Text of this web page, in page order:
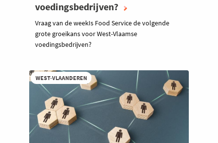
voedingsbedrijven?
Vraag van de weekIs Food Service de volgende
grote groeikans voor West-Vlaamse
voedingsbedrijven?
WEST-VLAANDEREN